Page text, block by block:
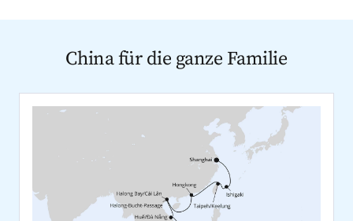
China für die ganze Familie